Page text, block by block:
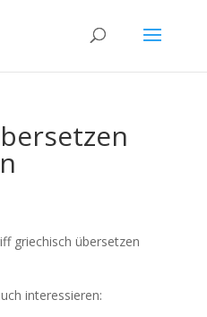
griechisch übersetzen
interessieren: